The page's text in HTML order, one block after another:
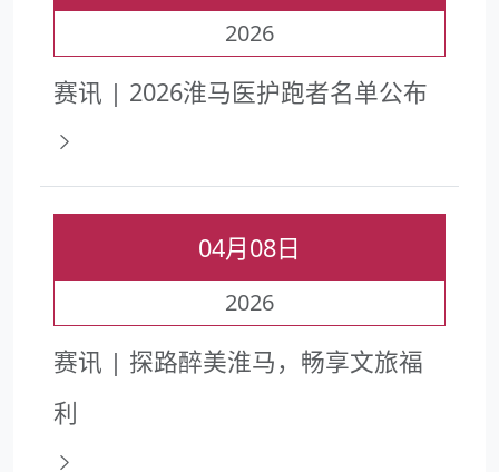
2026
赛讯 | 2026淮马医护跑者名单公布
04月08日
2026
赛讯 | 探路醉美淮马，畅享文旅福
利